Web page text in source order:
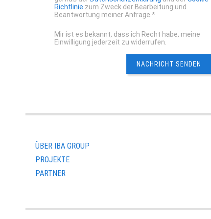
Richtlinie zum Zweck der Bearbeitung und
Beantwortung meiner Anfrage.*
Mir ist es bekannt, dass ich Recht habe, meine
Einwilligung jederzeit zu widerrufen.
ÜBER IBA GROUP
PROJEKTE
PARTNER